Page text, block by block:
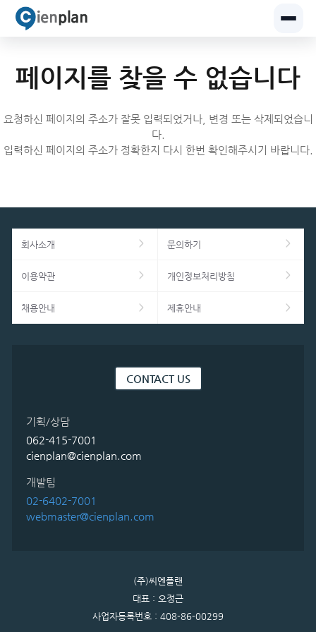
페이지를 찾을 수 없습니다
요청하신 페이지의 주소가 잘못 입력되었거나, 변경 또는 삭제되었습니
다.
입력하신 페이지의 주소가 정확한지 다시 한번 확인해주시기 바랍니다.
회사소개 문의하기
이용약관 개인정보처리방침
채용안내 제휴안내
CONTACT US
기획/상담
062-415-7001
cienplan@cienplan.com
개발팀
02-6402-7001
webmaster@cienplan.com
(주)씨엔플랜
대표 : 오정근
사업자등록번호 : 408-86-00299